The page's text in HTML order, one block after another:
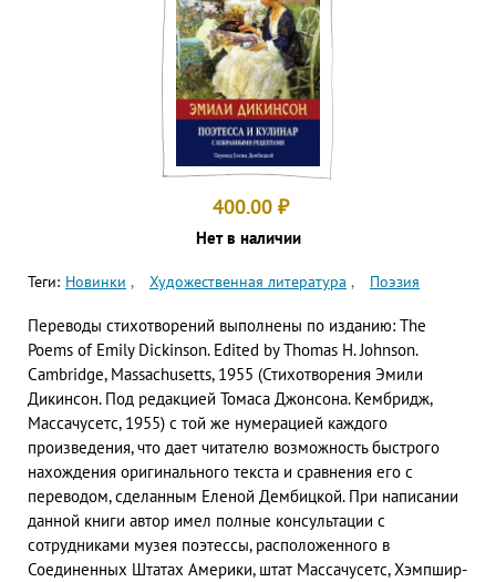
400.00 ₽
Нет в наличии
Теги: Новинки Художественная литература Поэзия
Переводы стихотворений выполнены по изданию: The
Poems of Emily Dickinson. Edited by Thomas H. Johnson.
Cambridge, Massachusetts, 1955 (Стихотворения Эмили
Дикинсон. Под редакцией Томаса Джонсона. Кембридж,
Массачусетс, 1955) с той же нумерацией каждого
произведения, что дает читателю возможность быстрого
нахождения оригинального текста и сравнения его с
переводом, сделанным Еленой Дембицкой. При написании
данной книги автор имел полные консультации с
сотрудниками музея поэтессы, расположенного в
Соединенных Штатах Америки, штат Массачусетс, Хэмпшир-